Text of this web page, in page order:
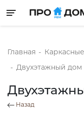
Toggle navigation
Главная -
- Двухэтажный дом
Назад